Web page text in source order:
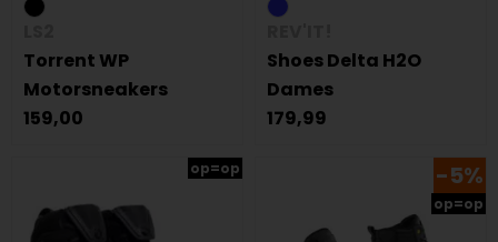
Torrent WP
Motorsneakers
159,00
Shoes Delta H2O
Dames
179,99
op=op -5%
op=op